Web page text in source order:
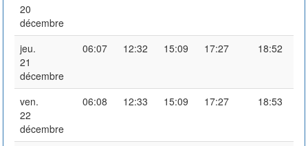
20
décembre
jeu.
21
décembre
06:07 12:32 15:09 17:27 18:52
ven.
22
décembre
06:08 12:33 15:09 17:27 18:53